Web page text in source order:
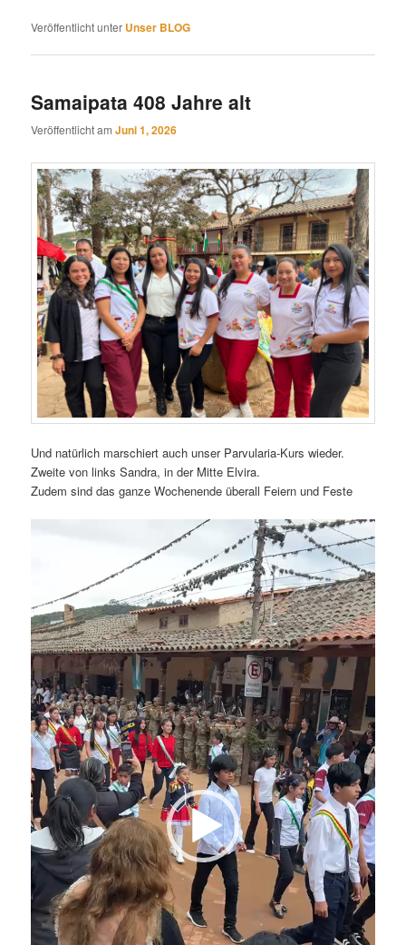
Veröffentlicht unter Unser BLOG
Samaipata 408 Jahre alt
Veröffentlicht amJuni 1, 2026
Und natürlich marschiert auch unser Parvularia-Kurs wieder.
Zweite von links Sandra, in der Mitte Elvira.
Zudem sind das ganze Wochenende überall Feiern und Feste